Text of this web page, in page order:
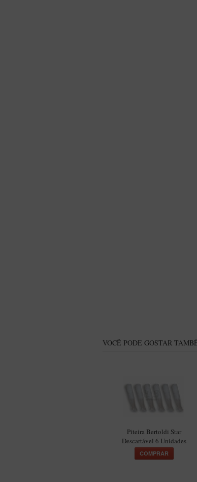
VOCÊ PODE GOSTAR
Piteira Bertoldi Star
Descartável 6 Unidades
COMPRAR